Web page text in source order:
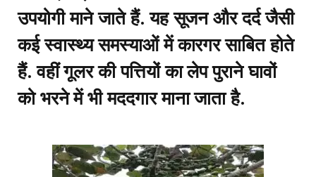
उपयोगी माने जाते हैं. यह सूजन और दर्द जैसी
कई स्वास्थ्य समस्याओं में कारगर साबित होते
हैं. वहीं गूलर की पत्तियों का लेप पुराने घावों
को भरने में भी मददगार माना जाता है.